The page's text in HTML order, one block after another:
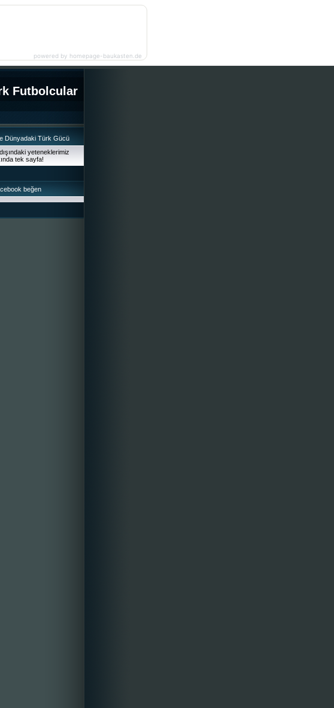
Futbolcular
Dünyadaki Türk Gücü
yeteneklerimiz
tek sayfa!
beğen
powered by homepage-baukasten.de